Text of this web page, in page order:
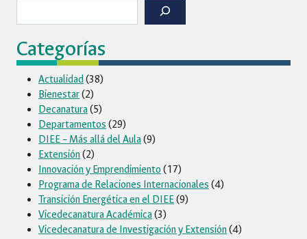
ENTIDADES
TERRITORIALES
PARA
LA
GESTIÓN
DE
INVENTARIOS
VIALES
Categorías
Actualidad (38)
Bienestar(2)
Decanatura (5)
Departamentos (29)
DIEE – Más allá del Aula (9)
Extensión (2)
Innovación y Emprendimiento (17)
Programa de Relaciones Internacionales (4)
Transición Energética en el DIEE(9)
Vicedecanatura Académica (3)
Vicedecanatura de Investigación y Extensión (4)